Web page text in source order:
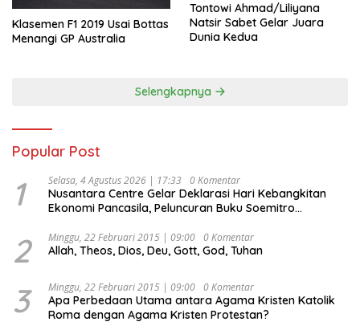
Klasemen F1 2019 Usai Bottas
Menangi GP Australia
Tontowi Ahmad/Liliyana
Natsir Sabet Gelar Juara
Dunia Kedua
Selengkapnya
Popular Post
1 Selasa, 4 Agustus 2026 | 17:33 0 Komentar
Nusantara Centre Gelar Deklarasi Hari Kebangkitan
Ekonomi Pancasila, Peluncuran Buku Soemitro
Ekonomi Politik Indonesia) & Simposium Nasional
“Urgensi Undang-Undang Perekonomian Nasional dan
Indonesia Emas 2045”,
2 Minggu, 22 Februari 2015 | 09:00 0 Komentar
Allah, Theos, Dios, Deu, Gott, God, Tuhan
3 Minggu, 22 Februari 2015 | 09:00 0 Komentar
Apa Perbedaan Utama antara Agama Kristen Katolik
Roma dengan Agama Kristen Protestan?